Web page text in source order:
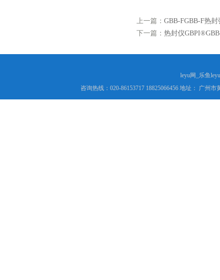
上一篇： GBB-FGBB-F热封
下一篇： 热封仪
leyu网_乐鱼
咨询热线：020-86153717 18825066456 地址： 广州